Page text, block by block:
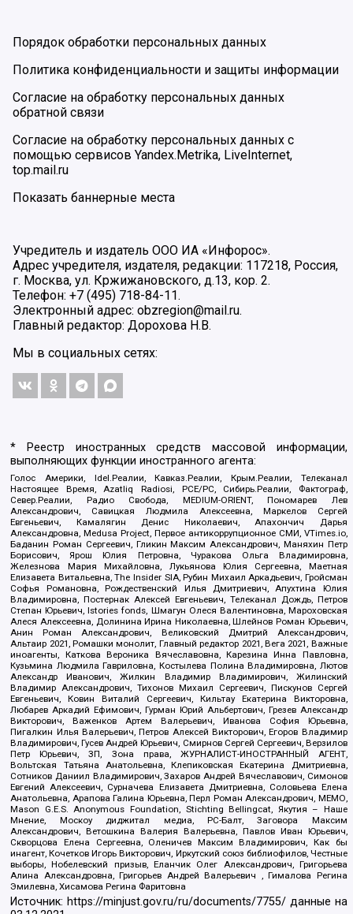
Порядок обработки персональных данных
Политика конфиденциальности и защиты информации
Согласие на обработку персональных данных
обратной связи
Согласие на обработку персональных данных с
помощью сервисов Yandex.Metrika, LiveInternet,
top.mail.ru
Показать баннерные места
Учредитель и издатель ООО ИА «Инфорос».
Адрес учредителя, издателя, редакции: 117218, Россия,
г. Москва, ул. Кржижановского, д.13, кор. 2.
Телефон: +7 (495) 718-84-11.
Электронный адрес: obzregion@mail.ru.
Главный редактор: Дорохова Н.В.
Мы в социальных сетях:
* Реестр иностранных средств массовой информации,
выполняющих функции иностранного агента:
Голос Америки, Idel.Реалии, Кавказ.Реалии, Крым.Реалии, Телеканал
Настоящее Время, Azatliq Radiosi, PCE/PC, Сибирь.Реалии, Фактограф,
Север.Реалии, Радио Свобода, MEDIUM-ORIENT, Пономарев Лев
Александрович, Савицкая Людмила Алексеевна, Маркелов Сергей
Евгеньевич, Камалягин Денис Николаевич, Апахончич Дарья
Александровна, Medusa Project, Первое антикоррупционное СМИ, VTimes.io,
Баданин Роман Сергеевич, Гликин Максим Александрович, Маняхин Петр
Борисович, Ярош Юлия Петровна, Чуракова Ольга Владимировна,
Железнова Мария Михайловна, Лукьянова Юлия Сергеевна, Маетная
Елизавета Витальевна, The Insider SIA, Рубин Михаил Аркадьевич, Гройсман
Софья Романовна, Рождественский Илья Дмитриевич, Апухтина Юлия
Владимировна, Постернак Алексей Евгеньевич, Телеканал Дождь, Петров
Степан Юрьевич, Istories fonds, Шмагун Олеся Валентиновна, Мароховская
Алеся Алексеевна, Долинина Ирина Николаевна, Шлейнов Роман Юрьевич,
Анин Роман Александрович, Великовский Дмитрий Александрович,
Альтаир 2021, Ромашки монолит, Главный редактор 2021, Вега 2021, Важные
иноагенты, Каткова Вероника Вячеславовна, Карезина Инна Павловна,
Кузьмина Людмила Гавриловна, Костылева Полина Владимировна, Лютов
Александр Иванович, Жилкин Владимир Владимирович, Жилинский
Владимир Александрович, Тихонов Михаил Сергеевич, Пискунов Сергей
Евгеньевич, Ковин Виталий Сергеевич, Кильтау Екатерина Викторовна,
Любарев Аркадий Ефимович, Гурман Юрий Альбертович, Грезев Александр
Викторович, Важенков Артем Валерьевич, Иванова София Юрьевна,
Пигалкин Илья Валерьевич, Петров Алексей Викторович, Егоров Владимир
Владимирович, Гусев Андрей Юрьевич, Смирнов Сергей Сергеевич, Верзилов
Петр Юрьевич, ЗП, Зона права, ЖУРНАЛИСТ-ИНОСТРАННЫЙ АГЕНТ,
Вольтская Татьяна Анатольевна, Клепиковская Екатерина Дмитриевна,
Сотников Даниил Владимирович, Захаров Андрей Вячеславович, Симонов
Евгений Алексеевич, Сурначева Елизавета Дмитриевна, Соловьева Елена
Анатольевна, Арапова Галина Юрьевна, Перл Роман Александрович, МЕМО,
Mason G.E.S. Anonymous Foundation, Stichting Bellingcat, Якутия – Наше
Мнение, Москоу диджитал медиа, РС-Балт, Заговора Максим
Александрович, Ветошкина Валерия Валерьевна, Павлов Иван Юрьевич,
Скворцова Елена Сергеевна, Оленичев Максим Владимирович, Как бы
инагент, Кочетков Игорь Викторович, Иркутский союз библиофилов, Честные
выборы, Нобелевский призыв, Еланчик Олег Александрович, Григорьева
Алина Александровна, Григорьев Андрей Валерьевич , Гималова Регина
Эмилевна, Хисамова Регина Фаритовна
Источник: https://minjust.gov.ru/ru/documents/7755/ данные на